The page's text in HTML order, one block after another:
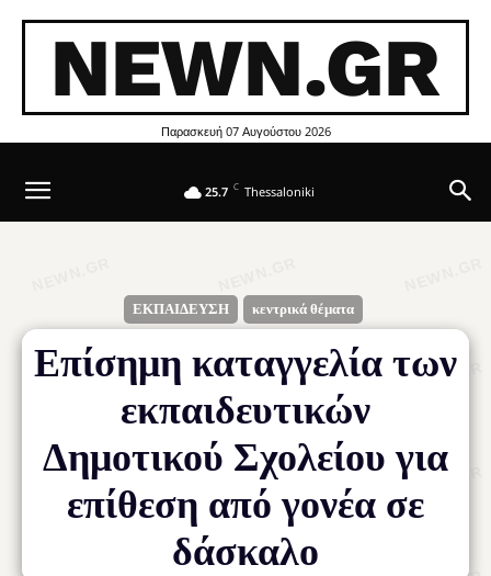
NEWN.GR
Παρασκευή 07 Αυγούστου 2026
25.7 C Thessaloniki
ΕΚΠΑΙΔΕΥΣΗ κεντρικά θέματα
Επίσημη καταγγελία των
εκπαιδευτικών
Δημοτικού Σχολείου για
επίθεση από γονέα σε
δάσκαλο